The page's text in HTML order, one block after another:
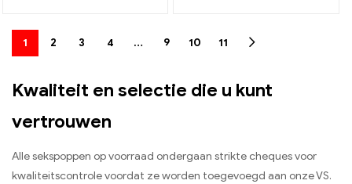
1 2 3 4 … 9 10 11
Kwaliteit en selectie die u kunt
vertrouwen
Alle sekspoppen op voorraad ondergaan strikte cheques voor
kwaliteitscontrole voordat ze worden toegevoegd aan onze VS.